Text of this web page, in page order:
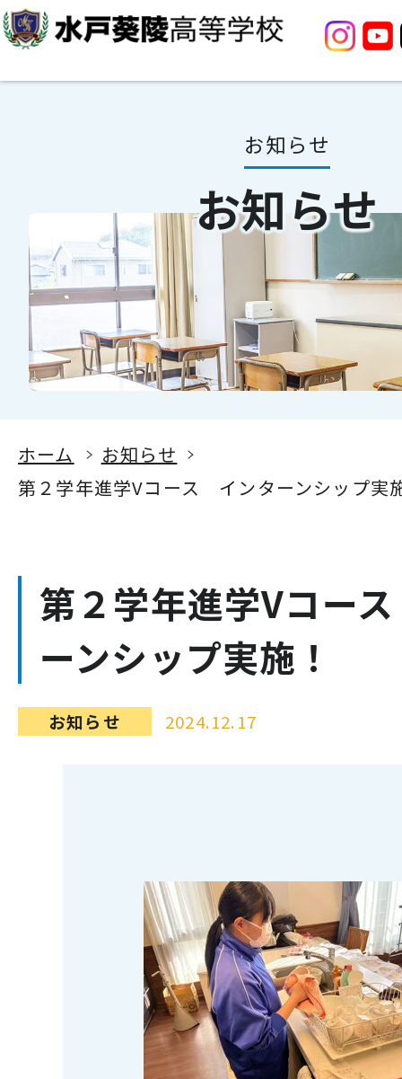
お知らせ
お知らせ
ホーム
お知らせ
第２学年進学Vコース インターンシップ実
第２学年進学Vコー
ーンシップ実施！
お知らせ 2024.12.17